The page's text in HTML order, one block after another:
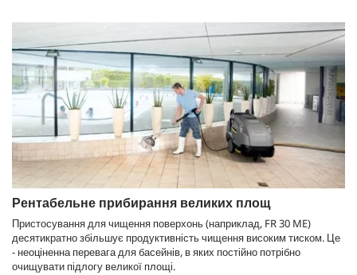
Рентабельне прибирання великих площ
Пристосування для чищення поверхонь (наприклад, FR 30 ME)
десятикратно збільшує продуктивність чищення високим тиском. Це
- неоціненна перевага для басейнів, в яких постійно потрібно
очищувати підлогу великої площі.